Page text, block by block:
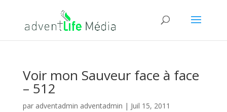
Voir mon Sauveur face à face
– 512
par adventadmin adventadmin | Juil 15, 2011